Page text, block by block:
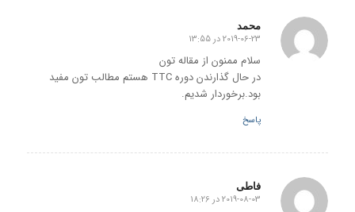
محمد
گفته:
2019-06-23 در 13:55
سلام ممنون از مقاله تون
در حال گذارندن دوره TTC هستم مطالب تون مفید
بود.برخوردار شدیم.
پاسخ
فاطی
گفته:
2019-08-03 در 18:26